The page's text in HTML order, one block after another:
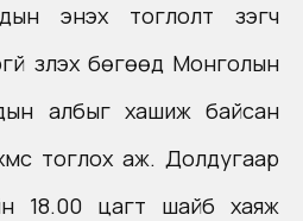
энэхүү тоглолт үзэгч
үзүүлэх бөгөөд Монголын
албыг хашиж байсан
тоглох аж. Долдугаар
18.00 цагт шайб хаяж